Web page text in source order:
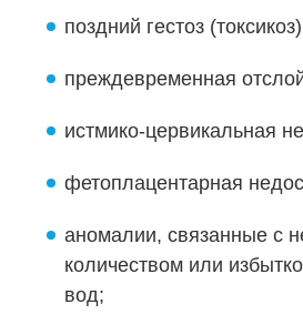
поздний гестоз
преждевременная
истмико-цервикальная
фетоплацентарная
аномалии, связанные с
количеством или
вод;